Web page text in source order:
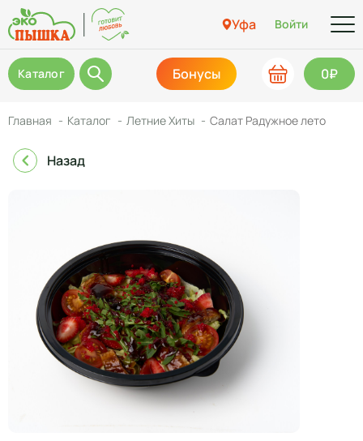
Уфа Войти
Каталог Бонусы 0₽
Главная Каталог Летние Хиты Салат Радужное лето
Назад